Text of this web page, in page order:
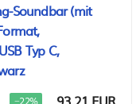
Soundbar (mit
Typ C,
−22%